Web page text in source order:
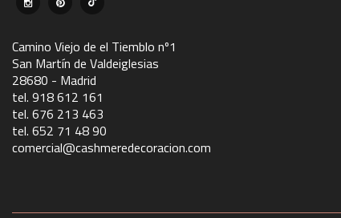
Camino Viejo de el Tiemblo nº1
San Martín de Valdeiglesias
28680 - Madrid
tel. 918 612 161
tel. 676 213 463
tel. 652 71 48 90
comercial@cashmeredecoracion.com